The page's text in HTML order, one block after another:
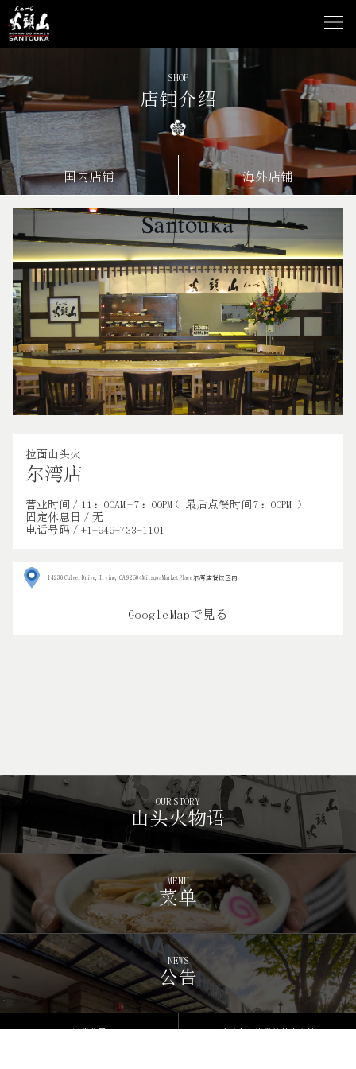
SHOP
店铺介绍
国内店铺 海外店铺
拉面山头火
尔湾店
营业时间／11：00AM - 7：00PM （最后点餐时间 7：00PM）
固定休息日／无
电话号码／+1-949-733-1101
14230 Culver Drive, Irvine, CA 92604Mitsuwa Market Place 尔湾店餐饮区内
Google Mapで見る
OUR STORY
山头火物语
MENU
菜单
NEWS
公告
经营公司 关于个人信息的基本方针